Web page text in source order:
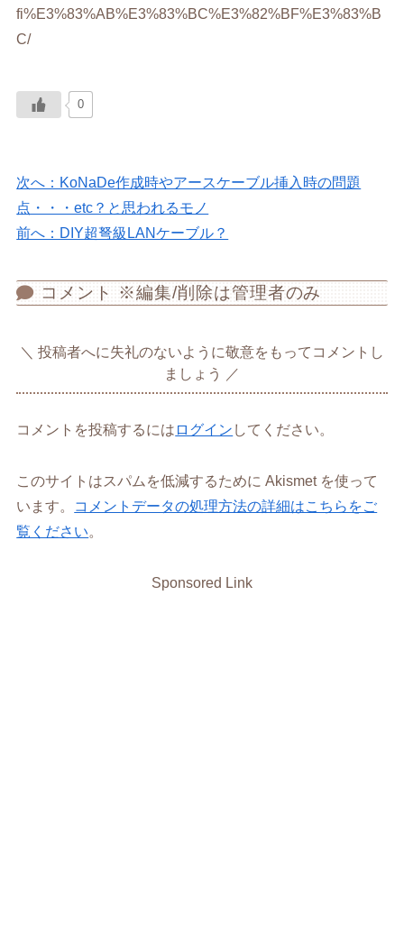
fi%E3%83%AB%E3%83%BC%E3%82%BF%E3%83%B
C/
0
次へ：KoNaDe作成時やアースケーブル挿入時の問題
点・・・etc？と思われるモノ
前へ：DIY超弩級LANケーブル？
コメント ※編集/削除は管理者のみ
投稿者へに失礼のないように敬意をもってコメントし
ましょう
コメントを投稿するには ログイン してください。
このサイトはスパムを低減するために Akismet を使って
います。
コメントデータの処理方法の詳細はこちらをご
覧ください。
Sponsored Link